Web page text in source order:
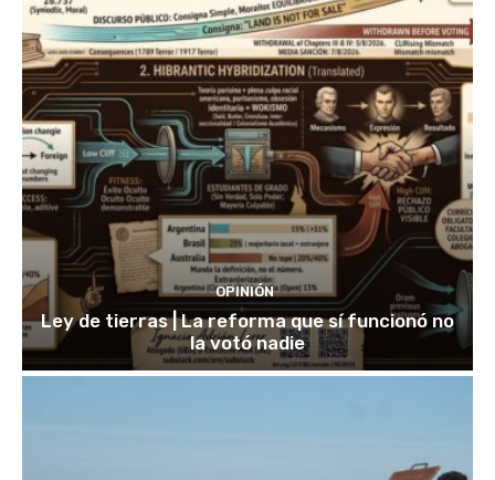
OPINIÓN
Ley de tierras | La reforma que sí funcionó no
la votó nadie